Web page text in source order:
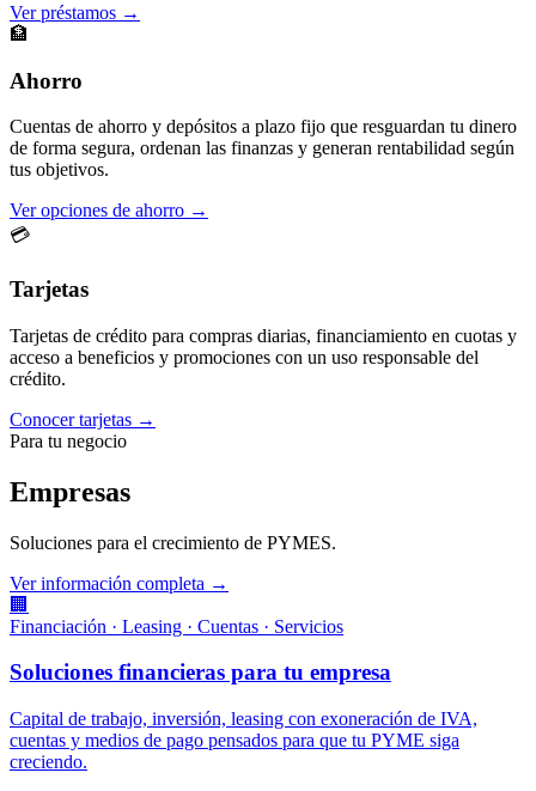
Ver préstamos →
🏦
Ahorro
Cuentas de ahorro y depósitos a plazo fijo que resguardan tu dinero
de forma segura, ordenan las finanzas y generan rentabilidad según
tus objetivos.
Ver opciones de ahorro →
💳
Tarjetas
Tarjetas de crédito para compras diarias, financiamiento en cuotas y
acceso a beneficios y promociones con un uso responsable del
crédito.
Conocer tarjetas →
Para tu negocio
Empresas
Soluciones para el crecimiento de PYMES.
Ver información completa →
🏢
Financiación · Leasing · Cuentas · Servicios
Soluciones financieras para tu empresa
Capital de trabajo, inversión, leasing con exoneración de IVA,
cuentas y medios de pago pensados para que tu PYME siga
creciendo.